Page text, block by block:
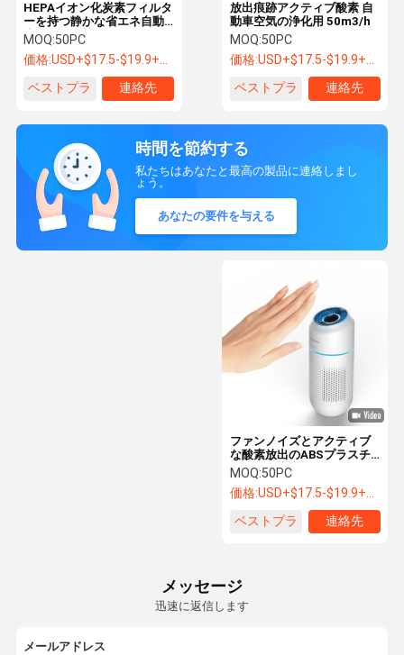
HEPAイオン化炭素フィルタ
ーを持つ静かな省エネ自動
車空気浄化機
MOQ:50PC
価格:USD+$17.5-$19.9+PC
ベストプラ
連絡先
放出痕跡アクティブ酸素 自
動車空気の浄化用 50m3/h
MOQ:50PC
価格:USD+$17.5-$19.9+PC
ベストプラ
連絡先
時間を節約する
私たちはあなたと最高の製品に連絡しまし
ょう。
あなたの要件を与える
ファンノイズとアクティブ
な酸素放出のABSプラスチ
ック自動車空気浄化器
MOQ:50PC
価格:USD+$17.5-$19.9+pc
ベストプラ
連絡先
メッセージ
迅速に返信します
メールアドレス